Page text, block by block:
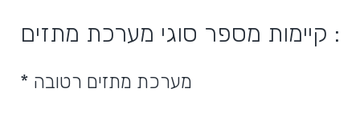
קיימות מספר סוגי מערכת מתזים :
* מערכת מתזים רטובה